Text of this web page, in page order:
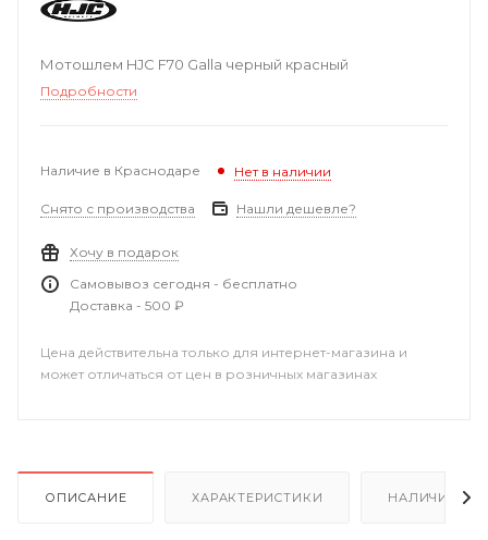
Мотошлем HJC F70 Galla черный красный
Подробности
Наличие в Краснодаре Нет в наличии
Снято с производства Нашли дешевле?
Хочу в подарок
Самовывоз сегодня - бесплатно
Доставка - 500 ₽
Цена действительна только для интернет-магазина и
может отличаться от цен в розничных магазинах
ОПИСАНИЕ ХАРАКТЕРИСТИКИ НАЛИЧИЕ В